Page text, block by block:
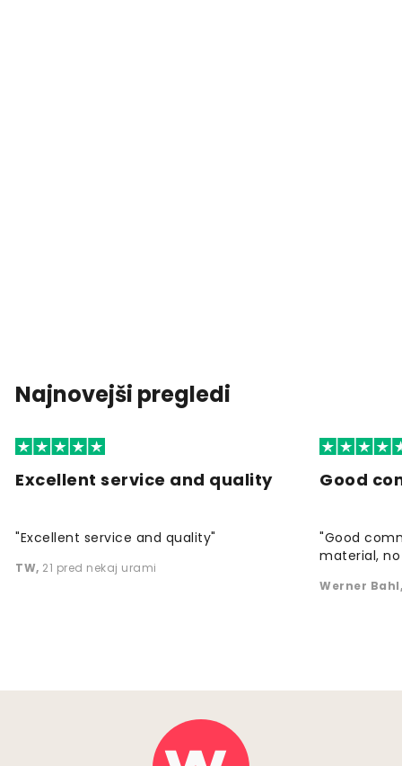
Najnovejši pregledi
Excellent service and quality
"Excellent service and quality"
TW, 21 pred nekaj urami
Good
"Good
material,
Werner Bahl